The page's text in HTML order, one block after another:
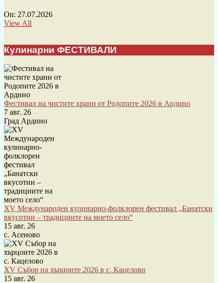
On: 27.07.2026
View All
Кулинарни ФЕСТИВАЛИ
Фестивал на чистите храни от Родопите 2026 в Ардино
7 авг. 26
Град Ардино
XV Международен кулинарно-фолклорен фестивал „Банатски
вкусотии – традициите на моето село“
15 авг. 26
с. Асеново
XV Събор на хърцоите 2026 в с. Кацелово
15 авг. 26